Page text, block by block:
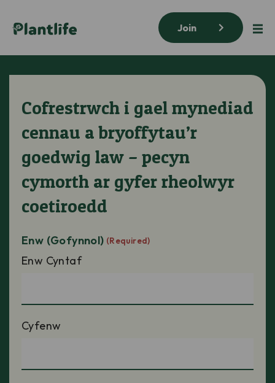
Join
Cofrestrwch i gael mynediad
cennau a bryoffytau’r
goedwig law – pecyn
cymorth ar gyfer rheolwyr
coetiroedd
Enw (Gofynnol) (Required)
Enw Cyntaf
Cyfenw